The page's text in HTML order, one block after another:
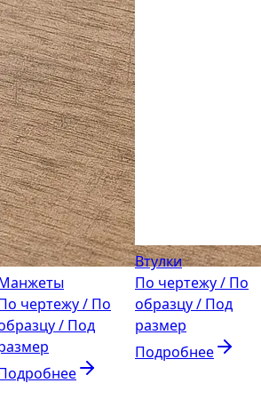
чертежу / По
/ Под
Втулки
По чертежу / По
образцу / Под
размер
Подробнее